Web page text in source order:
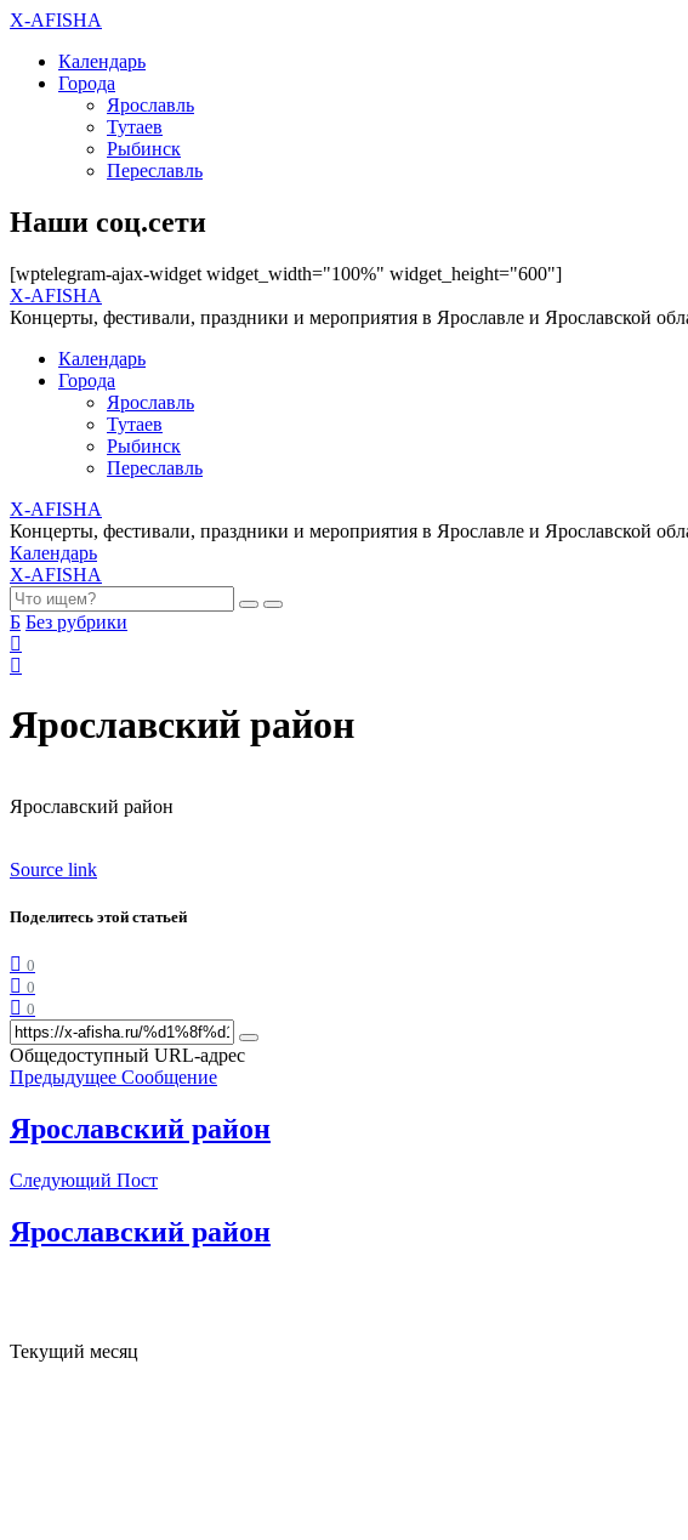
X-AFISHA
Календарь
Города
Ярославль
Тутаев
Рыбинск
Переславль
Наши соц.сети
[wptelegram-ajax-widget widget_width="100%" widget_height="600"]
X-AFISHA
Концерты, фестивали, праздники и мероприятия в Ярославле и Ярославской
Календарь
Города
Ярославль
Тутаев
Рыбинск
Переславль
X-AFISHA
Концерты, фестивали, праздники и мероприятия в Ярославле и Ярославской
Календарь
X-AFISHA
Б Без рубрики
Ярославский район
Ярославский район
Source link
Поделитесь этой статьей
0
0
0
Общедоступный URL-адрес
Предыдущее Сообщение
Ярославский район
Следующий Пост
Ярославский район
Текущий месяц